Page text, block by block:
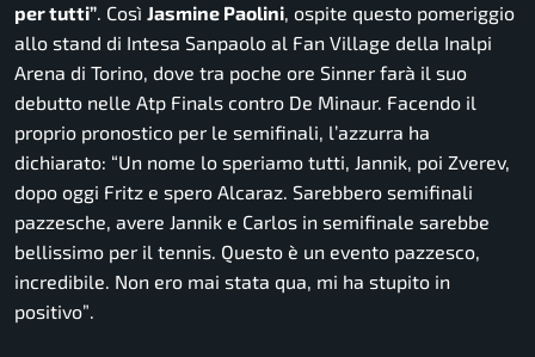
per tutti”. Così Jasmine Paolini, ospite questo pomeriggio
allo stand di Intesa Sanpaolo al Fan Village della Inalpi
Arena di Torino, dove tra poche ore Sinner farà il suo
debutto nelle Atp Finals contro De Minaur. Facendo il
proprio pronostico per le semifinali, l’azzurra ha
dichiarato: “Un nome lo speriamo tutti, Jannik, poi Zverev,
dopo oggi Fritz e spero Alcaraz. Sarebbero semifinali
pazzesche, avere Jannik e Carlos in semifinale sarebbe
bellissimo per il tennis. Questo è un evento pazzesco,
incredibile. Non ero mai stata qua, mi ha stupito in
positivo”.